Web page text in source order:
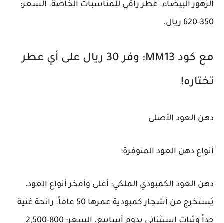
الزهور البيضاء. عطر راقي للمناسبات الخاصة. السعر:
350-620 ريال.
مع كود MM13: وفر 30 ريال على أي عطر
تختاره!
دهن العود الأصلي
أنواع دهن العود المتوفرة:
دهن العود الكمبودي الملكي: أغلى وأفخر أنواع العود،
يُستخرج من أشجار كمبودية عمرها 50 عاماً. رائحة غنية
جداً وثبات استثنائي يدوم أسابيع. السعر: 800-2,500